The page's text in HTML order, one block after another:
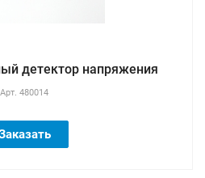
детектор напряжения
Арт. 480014